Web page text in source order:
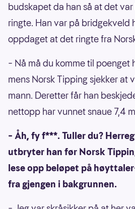
budskapet da han så at det
ringte. Han var på bridgekveld
oppdaget at det ringte fra
– Nå må du komme til poenget
mens Norsk Tipping sjekker at
mann. Deretter får han
nettopp har vunnet snaue 7,4
– Åh, fy f***. Tuller du?
utbryter han før Norsk
lese opp beløpet på
fra gjengen i bakgrunnen.